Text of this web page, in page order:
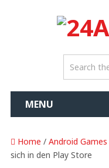
MENU
Home / Android Games
sich in den Play Store